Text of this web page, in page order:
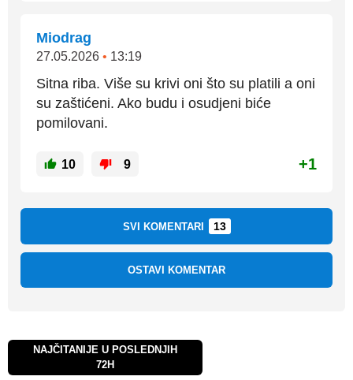
Miodrag
27.05.2026 • 13:19
Sitna riba. Više su krivi oni što su platili a oni
su zaštićeni. Ako budu i osudjeni biće
pomilovani.
10 9 +1
SVI KOMENTARI 13
OSTAVI KOMENTAR
NAJČITANIJE U POSLEDNJIH
72H